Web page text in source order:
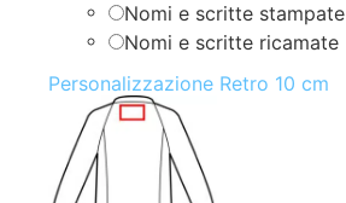
Nomi e scritte stampate
Nomi e scritte ricamate
Personalizzazione Retro 10 cm